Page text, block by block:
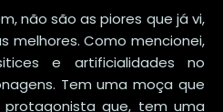
não são as piores que já vi,
melhores. Como mencionei,
e artificialidades no
Tem uma moça que
que, tem uma